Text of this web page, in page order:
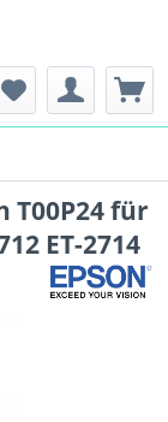
T00P24 für
ET-2714